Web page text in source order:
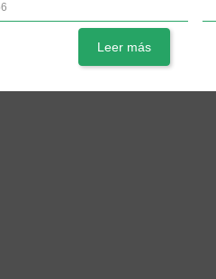
Leer más